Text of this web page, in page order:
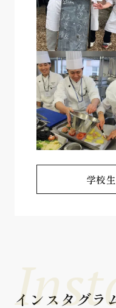
学校
インスタグラ